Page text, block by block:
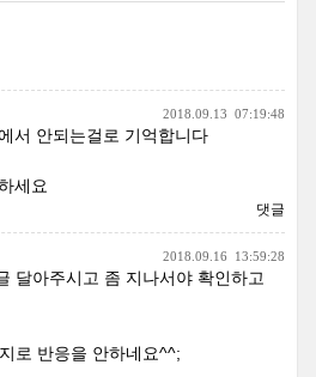
2018.09.13 07:19:48
서 안되는걸로 기억합니다
세요
댓글
2018.09.16 13:59:28
달아주시고 좀 지나서야 확인하고
로 반응을 안하네요^^;